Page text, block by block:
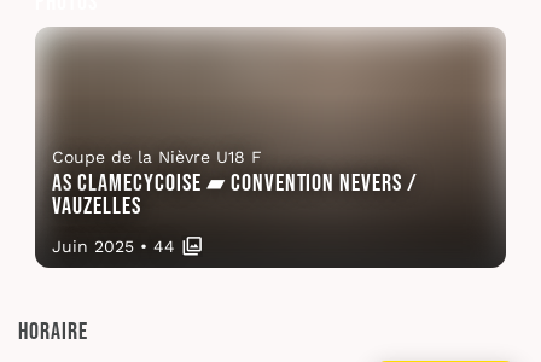
Coupe de la Nièvre U18 F
AS Clamecycoise ▰ Convention Nevers /
Vauzelles
Juin 2025 • 44
Horaire